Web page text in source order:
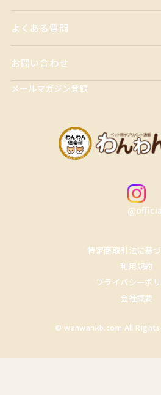
よくある質問
お問い合わせ
メールマガジン登録
特定商取引法に基
利用規約
プライバシーポ
会社概要
© wanwankb.com All